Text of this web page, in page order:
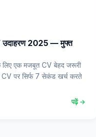
उदाहरण 2025 — मुफ्त
लिए एक मजबूत CV बेहद जरूरी
पर सिर्फ 7 सेकंड खर्च करते
पढ़ें →